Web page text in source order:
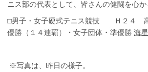
ニス部の代表として、皆さんの健闘を心か
□男子・女子硬式テニス競技 Ｈ２４
優勝（１４連覇）・女子団体・準優勝 海
※写真は、昨日の様子。